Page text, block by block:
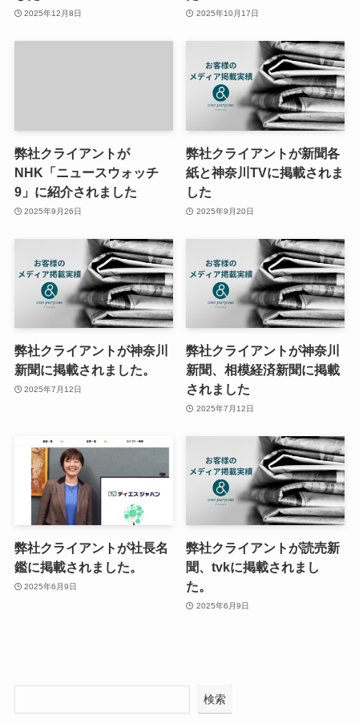
2025年12月8日 2025年10月17日
弊社クライアントが
NHK「ニュースウォッチ
9」に紹介されました
2025年9月26日
弊社クライアントが新聞各
紙と神奈川TVに掲載されま
した
2025年9月20日
弊社クライアントが神奈川
新聞に掲載されました。
2025年7月12日
弊社クライアントが神奈川
新聞、相模経済新聞に掲載
されました
2025年7月12日
弊社クライアントが社長名
鑑に掲載されました。
2025年6月9日
弊社クライアントが読売新
聞、tvkに掲載されまし
た。
2025年6月9日
検索